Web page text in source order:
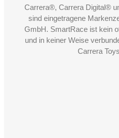
Carrera®, Carrera Digital®
sind eingetragene
GmbH. SmartRace ist kein
und in keiner Weise
Carrera